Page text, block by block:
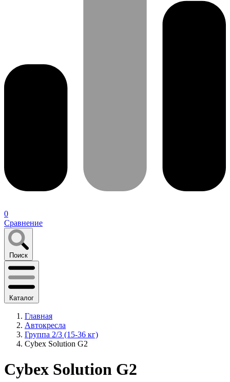
0
Сравнение
Поиск
Каталог
Главная
Автокресла
Группа 2/3 (15-36 кг)
Cybex Solution G2
Cybex Solution G2